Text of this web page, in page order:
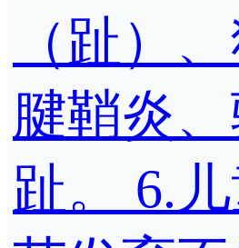
（趾）
腱鞘炎
趾。 6.